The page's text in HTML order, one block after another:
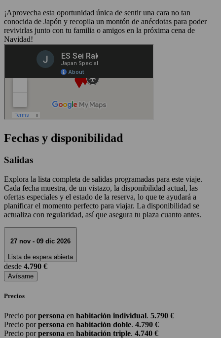
¡Aprovecha esta oportunidad única de sentir una cara no tan
conocida de Japón y recopila un montón de anécdotas para poder
revivirlas junto con tu familia o amigos en la próxima cena de
Navidad!
Fechas y disponibilidad
Salidas
Explora la lista completa de salidas programadas para este viaje.
Cada fecha muestra, de un vistazo, la disponibilidad actual, las
ofertas especiales y el estado de la reserva, lo que te ayudará a
planificar el momento perfecto para viajar. La disponibilidad se
actualiza con regularidad, así que asegura tu plaza cuanto antes.
27 nov - 09 dic 2026
Lista de espera abierta
desde 4.790 €
Avísame
Precios
Precio porpersona en habitación individual. 5.790 €
Precio porpersona en habitación doble. 4.790 €
Precio porpersona en habitación triple. 4.740 €